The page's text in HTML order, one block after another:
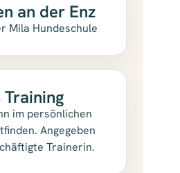
an der Enz
Mila Hundeschule
im persönlichen
Angegeben
Trainerin.